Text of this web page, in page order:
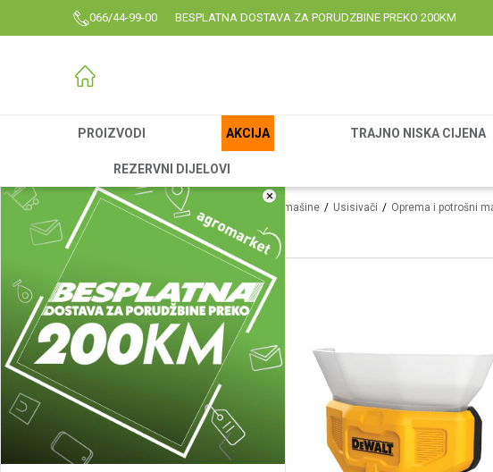
066/44-99-00 BESPLATNA DOSTAVA ZA PORUDZBINE PREKO 200KM
PROIZVODI AKCIJA TRAJNO NISKA CIJENA
REZERVNI DIJELOVI
×
Agromarket Proizvodi Alati i mašine Usisivači Oprema i potrošni